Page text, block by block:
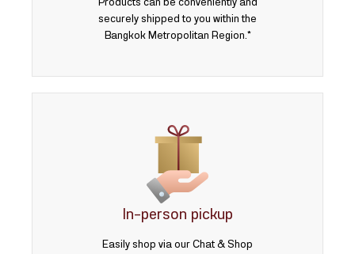
Products can be conveniently and
securely shipped to you within the
Bangkok Metropolitan Region.*
In-person pickup
Easily shop via our Chat & Shop